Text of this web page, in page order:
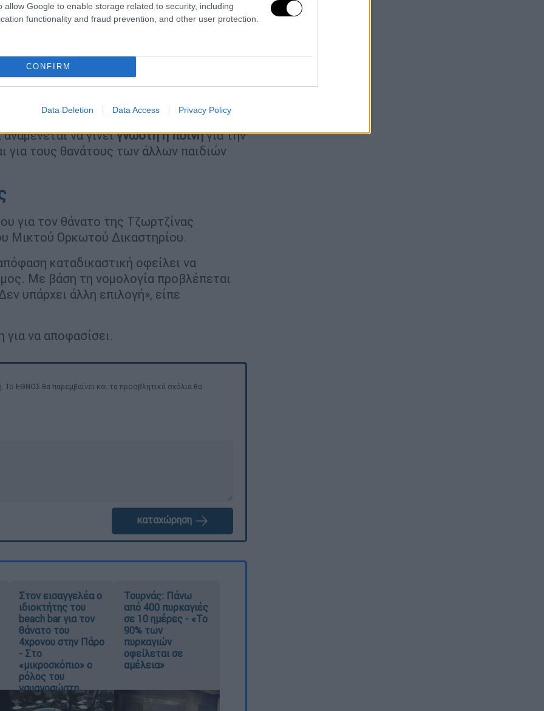
allow Google to enable storage related to security, including
functionality and fraud prevention, and other user protection.
CONFIRM
Data Deletion Data Access Privacy Policy
να γίνειγνωστή η ποινήγια την
για τους θανάτους των άλλων παιδιών
για τον θάνατο της Τζωρτζίνας
Μικτού Ορκωτού Δικαστηρίου.
καταδικαστική οφείλει να
Με βάση τη νομολογία προβλέπεται
υπάρχει άλλη επιλογή», είπε
για να αποφασίσει.
ΕΘΝΟΣ θα παρεμβαίνει και τα προσβλητικά σχόλια θα
καταχώρηση
Στον εισαγγελέα ο
ιδιοκτήτης του
beach bar για τον
θάνατο του
4χρονου στην Πάρο
- Στο
«μικροσκόπιο» ο
ρόλος του
ναυαγοσώστη
Τουρνάς: Πάνω
από 400 πυρκαγιές
σε 10 ημέρες - «Το
90% των
πυρκαγιών
οφείλεται σε
αμέλεια»